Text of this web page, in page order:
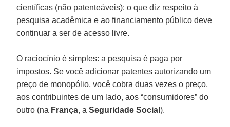
científicas (não patenteáveis): o que diz respeito à
pesquisa acadêmica e ao financiamento público deve
continuar a ser de acesso livre.
O raciocínio é simples: a pesquisa é paga por
impostos. Se você adicionar patentes autorizando um
preço de monopólio, você cobra duas vezes o preço,
aos contribuintes de um lado, aos “consumidores” do
outro (na França, aSeguridade Social).